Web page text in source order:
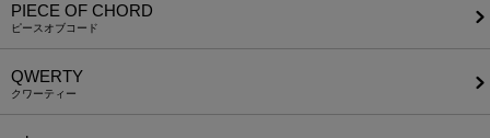
PIECE OF CHORD
ピースオブコード
QWERTY
クワーティー